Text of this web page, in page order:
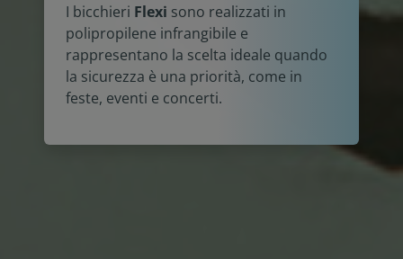
I bicchieri Flexi sono realizzati in
polipropilene infrangibile e
rappresentano la scelta ideale quando
la sicurezza è una priorità, come in
feste, eventi e concerti.